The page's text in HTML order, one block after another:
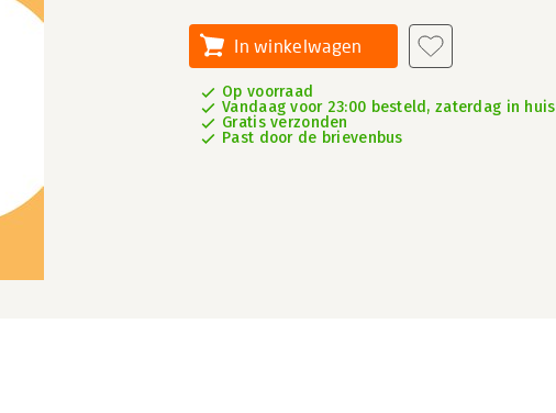
In winkelwagen
Op voorraad
Vandaag voor 23:00 besteld, zaterdag in huis
Gratis verzonden
Past door de brievenbus